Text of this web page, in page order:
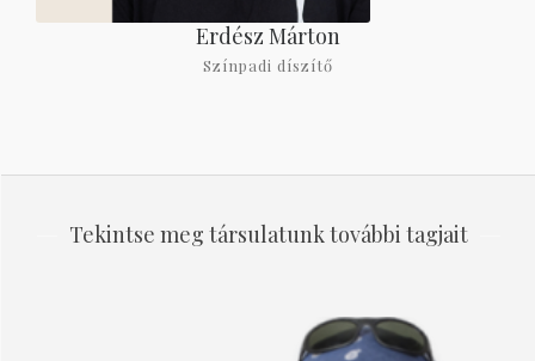
Erdész Márton
Színpadi díszítő
Tekintse meg társulatunk további tagjait